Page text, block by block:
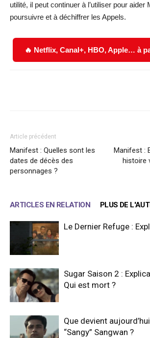
utilité, il peut continuer à l’utiliser pour aider
poursuivre et à déchiffrer les Appels.
🔥 Netflix, Canal+, HBO, Apple… à
Article précédent
Manifest : Quelles sont les
dates de décès des
personnages ?
Manifest :
histoire
ARTICLES EN RELATION PLUS DE
Le Dernier Refuge :
Sugar Saison 2 :
Qui est mort ?
Que devient
“Sangy” Sangwan ?